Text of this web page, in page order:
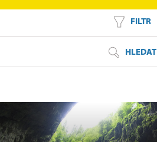
FILTR
HLEDAT